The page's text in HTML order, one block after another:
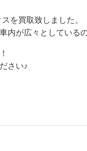
を買取致しました。
内が広々としている
さい♪